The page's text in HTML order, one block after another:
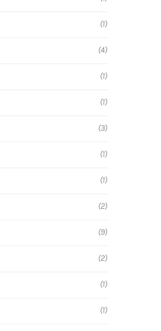
(1)
(4)
(1)
(1)
(3)
(1)
(1)
(2)
(9)
(2)
(1)
(1)